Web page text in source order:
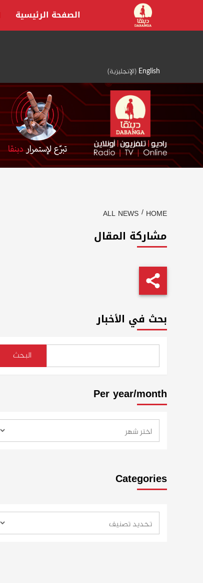
content
English
(الإنجليزية)
الصفحة الرئيسية
HOME
ALL NEWS
مشاركة المقال
بحث في الأخبار
البحث
Per year/month
Categories